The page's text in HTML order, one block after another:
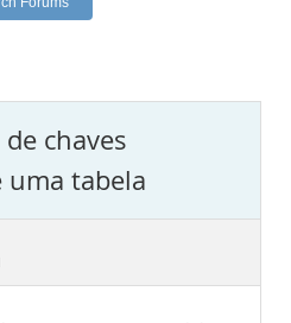
chaves
uma tabela